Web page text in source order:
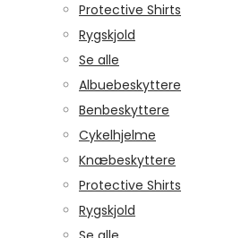
Protective Shirts
Rygskjold
Se alle
Albuebeskyttere
Benbeskyttere
Cykelhjelme
Knæbeskyttere
Protective Shirts
Rygskjold